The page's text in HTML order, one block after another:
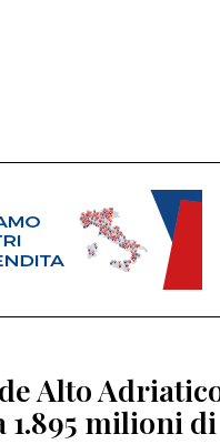
Alto
milioni